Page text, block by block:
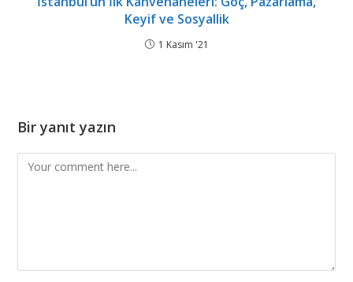
Keyif ve Sosyallik
1 Kasım '21
Bir yanıt yazın